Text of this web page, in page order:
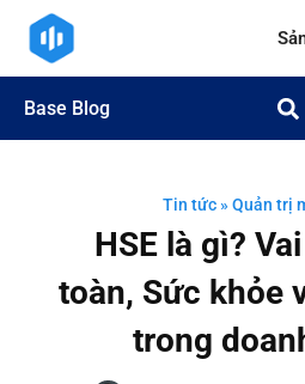
Base Blog
Tin tức» Quản trị
HSE là gì?
toàn, Sức khỏe
trong